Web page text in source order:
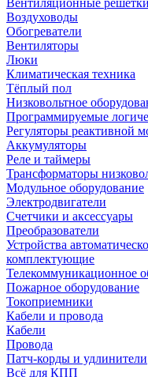
Вентиляционные решетки
Воздуховоды
Обогреватели
Вентиляторы
Люки
Климатическая техника
Тёплый пол
Низковольтное
Программируемые
Регуляторы реактивной
Аккумуляторы
Реле и таймеры
Трансформаторы
Модульное оборудование
Электродвигатели
Счетчики и аксессуары
Преобразователи
Устройства
комплектующие
Телекоммуникационное
Пожарное оборудование
Токоприемники
Кабели и провода
Кабели
Провода
Патч-корды и удлинители
Всё для КПП